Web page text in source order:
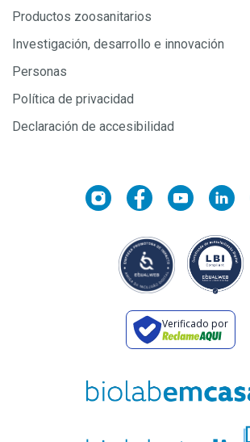
Productos zoosanitarios
Investigación, desarrollo e innovación
Personas
Política de privacidad
Declaración de accesibilidad
Verificado por